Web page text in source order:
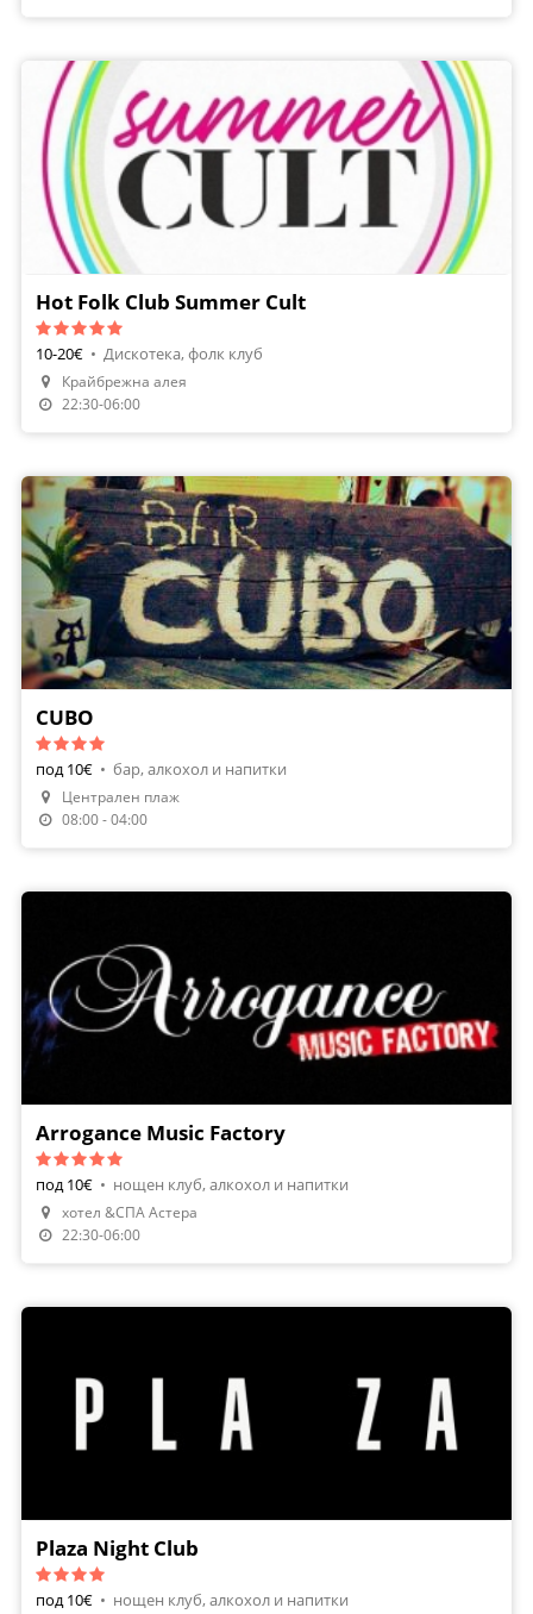
Hot Folk Club Summer Cult
10-20€ • Дискотека, фолк клуб
Крайбрежна алея
22:30-06:00
CUBO
под 10€ • бар, алкохол и напитки
Централен плаж
08:00 - 04:00
Arrogance Music Factory
под 10€ • нощен клуб, алкохол и напитки
хотел &СПА Астера
22:30-06:00
Plaza Night Club
под 10€ • нощен клуб, алкохол и напитки